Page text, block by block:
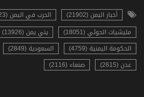
أخبار اليمن (21902) الحرب في اليمن (20823)
مليشيات الحوثي (18051)
يني يمن (13926)
الحكومة اليمنية (4759)
السعودية (2849)
عدن (2615)
صنعاء (2116)